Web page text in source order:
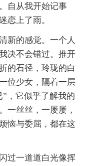
自从我开始记事
恋上了雨。
新的感觉。一个人
决不会错过。推开
的石径，玲珑的白
位少女，隔着一层
，它似乎了解我的
一丝丝，一屡屡，
恼与委屈，都在这
过一道道白光像挥